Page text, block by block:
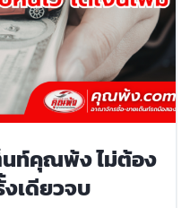
ท์คุณพ้ง ไม่ต้อง
เดียวจบ